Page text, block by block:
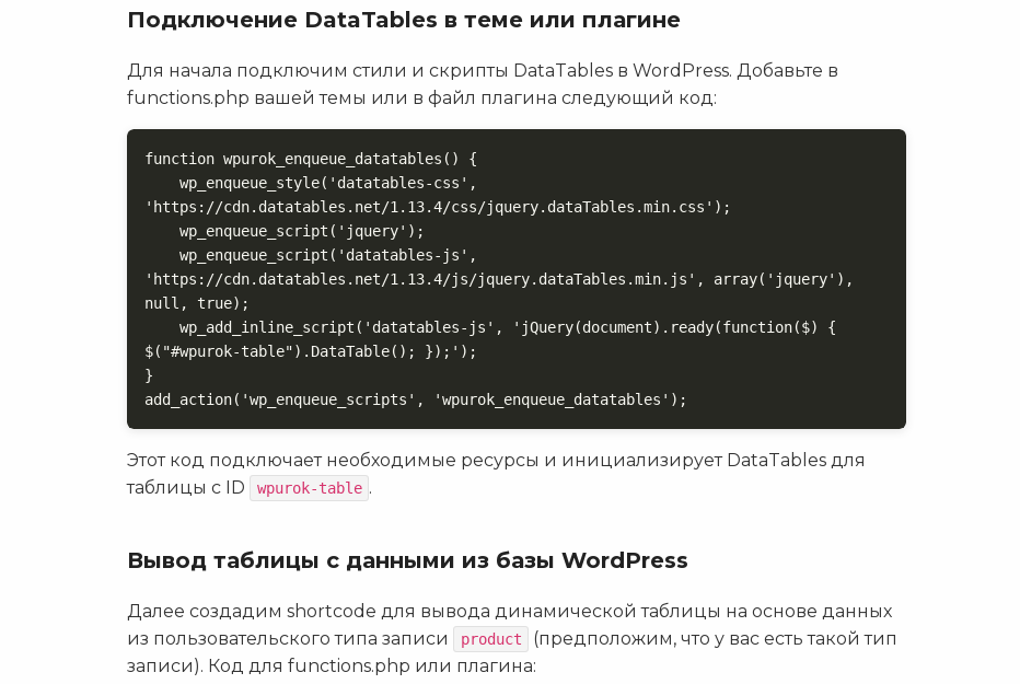
Подключение DataTables в теме или плагине
Для начала подключим стили и скрипты DataTables в WordPress. Добавьте в
functions.php вашей темы или в файл плагина следующий код:
function wpurok_enqueue_datatables() {
'https://cdn.datatables.net/1.13.4/css/jquery.dataTables.min.css');
'https://cdn.datatables.net/1.13.4/js/jquery.dataTables.min.js', array('jquery'),
null, true);
$("#wpurok-table").DataTable(); });');
}
add_action('wp_enqueue_scripts', 'wpurok_enqueue_datatables');
Этот код подключает необходимые ресурсы и инициализирует DataTables для
таблицы с ID
wpurok-table .
Вывод таблицы с данными из базы WordPress
Далее создадим shortcode для вывода динамической таблицы на основе данных
из пользовательского типа записи
product
(предположим, что у вас есть такой тип
записи). Код для functions.php или плагина: